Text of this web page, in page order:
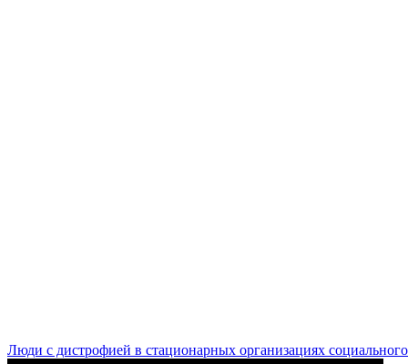
Люди с дистрофией в стационарных организациях